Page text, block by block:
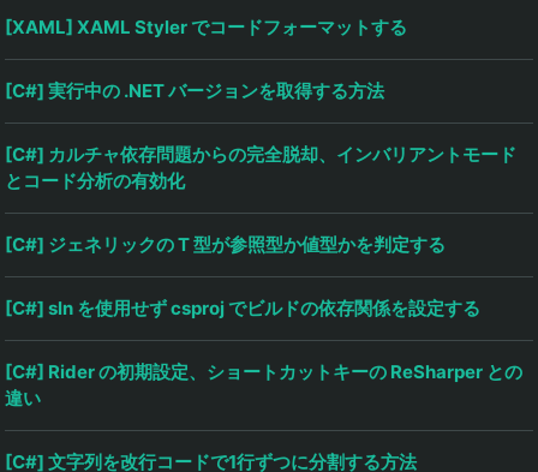
[XAML] XAML Styler でコードフォーマットする
[C#] 実行中の .NET バージョンを取得する方法
[C#] カルチャ依存問題からの完全脱却、インバリアントモード
とコード分析の有効化
[C#] ジェネリックの T 型が参照型か値型かを判定する
[C#] sln を使用せず csproj でビルドの依存関係を設定する
[C#] Rider の初期設定、ショートカットキーの ReSharper との
違い
[C#] 文字列を改行コードで1行ずつに分割する方法